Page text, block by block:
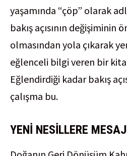
yaşamında “çöp” olarak
bakış açısının değişiminin
olmasından yola çıkarak
eğlenceli bilgi veren bir
Eğlendirdiği kadar bakış
çalışma bu.
YENİ NESİLLERE